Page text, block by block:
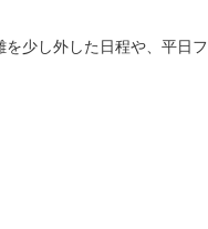
少し外した日程や、平日フ